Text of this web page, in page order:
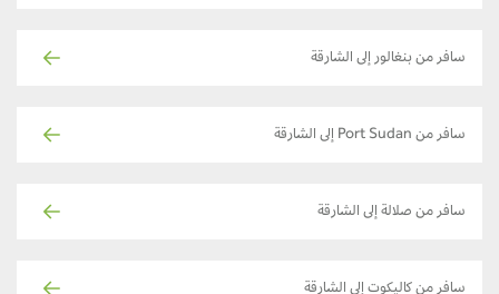
سافر من بنغالور إلى الشارقة
سافر من Port Sudan إلى الشارقة
سافر من صلالة إلى الشارقة
سافر من كاليكوت إلى الشارقة